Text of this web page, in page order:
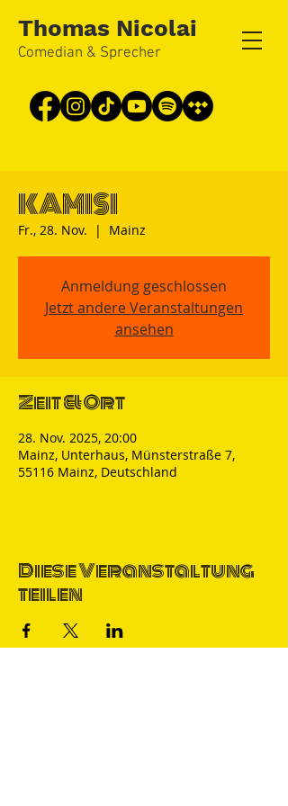
Thomas Nicolai
Comedian & Sprecher
KAMISI
Fr., 28. Nov.
  |
Mainz
Anmeldung geschlossen
Jetzt andere Veranstaltungen
ansehen
Zeit & Ort
28. Nov. 2025, 20:00
Mainz, Unterhaus, Münsterstraße 7,
55116 Mainz, Deutschland
Diese Veranstaltung
teilen